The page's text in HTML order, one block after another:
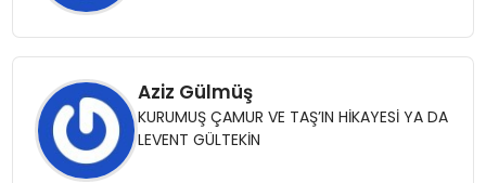
Aziz Gülmüş
KURUMUŞ ÇAMUR VE TAŞ’IN HİKAYESİ YA DA
LEVENT GÜLTEKİN